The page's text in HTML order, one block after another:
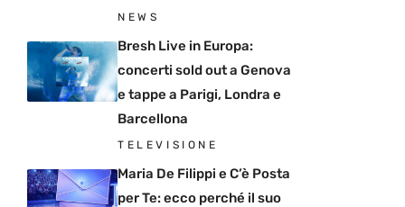
NEWS
Bresh Live in Europa:
concerti sold out a Genova
e tappe a Parigi, Londra e
Barcellona
TELEVISIONE
Maria De Filippi e C’è Posta
per Te: ecco perché il suo